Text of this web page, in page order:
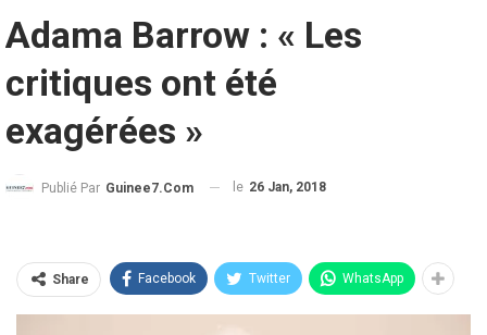
Adama Barrow : « Les
critiques ont été
exagérées »
Publié Par Guinee7.com le 26 Jan, 2018
Share Facebook Twitter WhatsApp